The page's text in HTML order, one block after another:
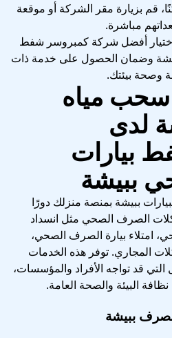
قم بزيارة مقر الشركة أو موقعة
مباشرة.
اختيار أفضل شركة كمبروسر شفط
وضمان الحصول على خدمة ذات
وصحة بيئتك.
سحب مياه
لدى
بيارات
ببيشة
ببيشة بمنصة منزلك دورًا
الصرف الصحي مثل انسداد
امتلاء بيارة الصرف الصحي،
المجاري. توفر هذه الخدمات
قد تواجه الأفراد والمؤسسات،
البيئة والصحة العامة.
ببيشة